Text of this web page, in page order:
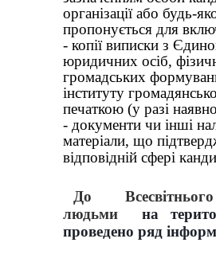
організації або будь-
пропонується для
- копії виписки з
юридичних осіб,
громадських
інституту
печаткою (у разі
- документи чи інші
матеріали, що
відповідній сфері
До Всесвітнього
людьми на
проведено ряд